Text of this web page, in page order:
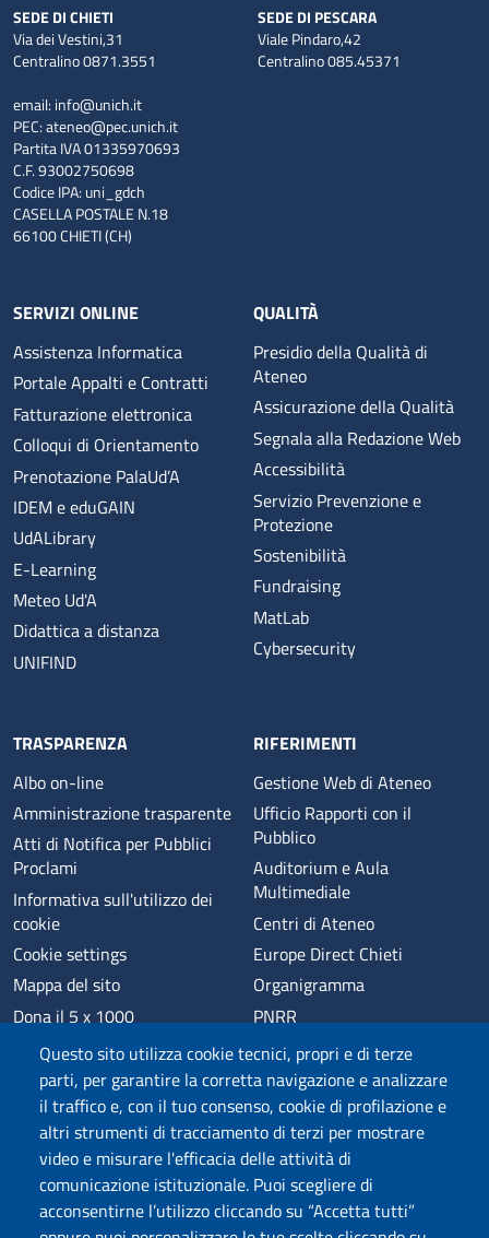
Questo sito utilizza cookie tecnici, propri e di terze
parti, per garantire la corretta navigazione e analizzare
il traffico e, con il tuo consenso, cookie di profilazione e
altri strumenti di tracciamento di terzi per mostrare
video e misurare l'efficacia delle attività di
comunicazione istituzionale. Puoi scegliere di
acconsentirne l’utilizzo cliccando su “Accetta tutti”
SEDE DI CHIETI
Via dei Vestini,31
Centralino 0871.3551
SEDE DI PESCARA
Viale Pindaro,42
Centralino 085.45371
email: info@unich.it
PEC:ateneo@pec.unich.it
Partita IVA 01335970693
C.F. 93002750698
Codice IPA: uni_gdch
CASELLA POSTALE N.18
66100 CHIETI (CH)
SERVIZI ONLINE
Assistenza Informatica
Portale Appalti e Contratti
Fatturazione elettronica
Colloqui di Orientamento
Prenotazione PalaUd’A
IDEM e eduGAIN
UdALibrary
E-Learning
Meteo Ud'A
Didattica a distanza
UNIFIND
QUALITÀ
Presidio della Qualità di
Ateneo
Assicurazione della Qualità
Segnala alla Redazione Web
Accessibilità
Servizio Prevenzione e
Protezione
Sostenibilità
Fundraising
MatLab
Cybersecurity
TRASPARENZA
Albo on-line
Amministrazione trasparente
Atti di Notifica per Pubblici
Proclami
Informativa sull'utilizzo dei
cookie
Cookie settings
Mappa del sito
Dona il 5 x 1000
Phishing
Privacy
RIFERIMENTI
Gestione Web di Ateneo
Ufficio Rapporti con il
Pubblico
Auditorium e Aula
Multimediale
Centri di Ateneo
Europe Direct Chieti
Organigramma
PNRR
Alumni
Sede di Chieti
Sede di Pescara
Credits
Wi-Fi di Ateneo
App